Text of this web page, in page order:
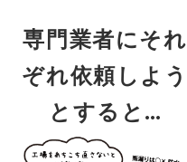
専門業者にそれ
ぞれ依頼しよう
とすると…